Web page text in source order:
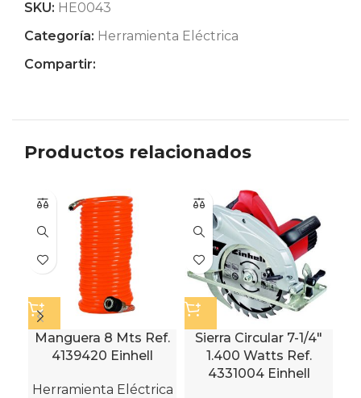
SKU: HE0043
Categoría: Herramienta Eléctrica
Compartir:
Productos relacionados
Manguera 8 Mts Ref.
4139420 Einhell
Herramienta Eléctrica
Sierra Circular 7-1/4″
1.400 Watts Ref.
4331004 Einhell